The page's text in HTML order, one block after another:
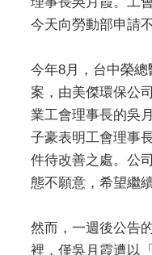
今天向勞動部申請
今年8月，台中榮
案，由美傑環保公
業工會理事長的吳
子豪表明工會理事
件待改善之處。公
態不願意，希望繼
然而，一週後公告
裡，僅吳月霞遭以